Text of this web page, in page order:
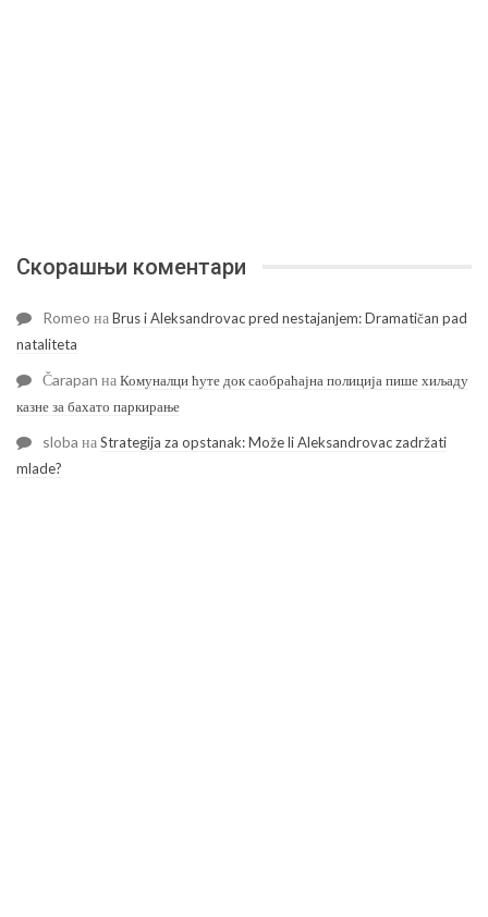
Скорашњи коментари
Romeo наBrus i Aleksandrovac pred nestajanjem: Dramatičan pad
nataliteta
Čarapan наКомуналци ћуте док саобраћајна полиција пише хиљаду
казне за бахато паркирање
sloba наStrategija za opstanak: Može li Aleksandrovac zadržati
mlade?